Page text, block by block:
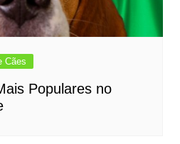
Cães
Populares no